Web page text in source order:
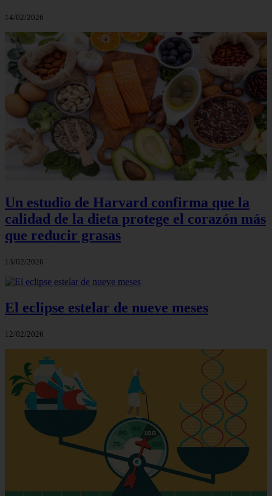
14/02/2026
Un estudio de Harvard confirma que la
calidad de la dieta protege el corazón más
que reducir grasas
13/02/2026
El eclipse estelar de nueve meses
12/02/2026